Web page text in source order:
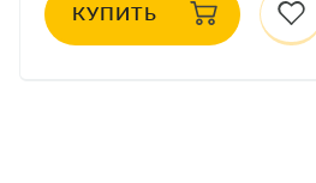
КУПИТЬ